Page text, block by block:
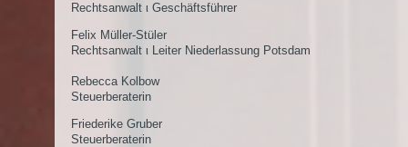
Rechtsanwalt ι Geschäftsführer
Felix Müller-Stüler
Rechtsanwalt ι Leiter Niederlassung Potsdam
Rebecca Kolbow
Steuerberaterin
Friederike Gruber
Steuerberaterin